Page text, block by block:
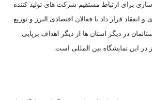
برای ارتباط مستقیم شرکت های تولید کننده
قرار داد با فعالان اقتصادی البرز و توزیع
در دیگر استان ها از دیگر اهداف برپایی
در این نمایشگاه بین المللی است.